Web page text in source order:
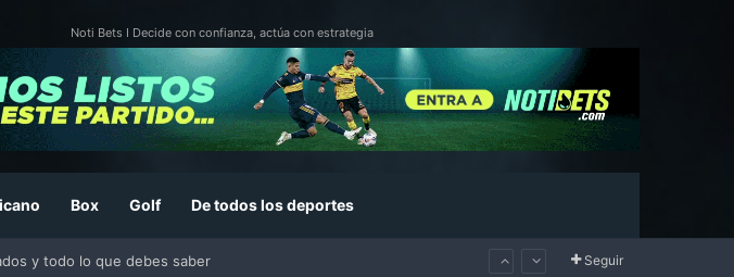
Noti Bets I Decide con confianza, actúa con estrategia
Box Golf De todos los deportes
y todo lo que debes saber Seguir